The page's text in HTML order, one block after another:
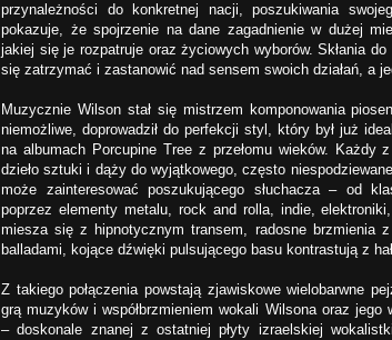
przynależności do konkretnej nacji, poszukiwania
pokazuje, że spojrzenie na dane zagadnienie w dużej
jakiej się je rozpatruje oraz życiowych wyborów. Skłania
się zatrzymać i zastanowić nad sensem swoich działań, a
Muzycznie Wilson stał się mistrzem komponowania
niemożliwe, doprowadził do perfekcji styl, który był już
na albumach Porcupine Tree z przełomu wieków. Każdy
dzieło sztuki i dąży do wyjątkowego, często
może zainteresować poszukującego słuchacza – od
poprzez elementy metalu, rock and rolla, indie,
miesza się z hipnotycznym transem, radosne brzmienia
balladami, kojące dźwięki pulsującego basu kontrastują z
Z takiego połączenia powstają zjawiskowe wielobarwne
grą muzyków i współbrzmieniem wokali Wilsona oraz jego
– doskonale znanej z ostatniej płyty izraelskiej